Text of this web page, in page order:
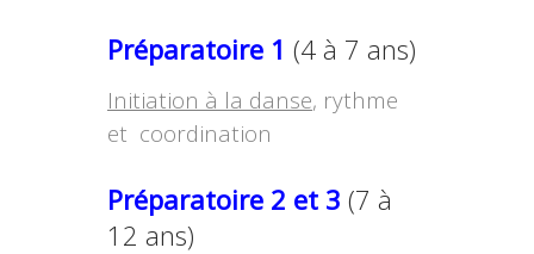
Préparatoire 1 (4 à 7 ans)
Initiation à la danse, rythme
et coordination
Préparatoire 2 et 3 (7 à
12 ans)